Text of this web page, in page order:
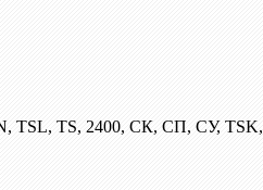
TSL, TS, 2400, СК, СП, СУ, TSK,